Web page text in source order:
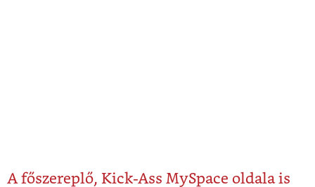
A főszereplő, Kick-Ass MySpace oldala is